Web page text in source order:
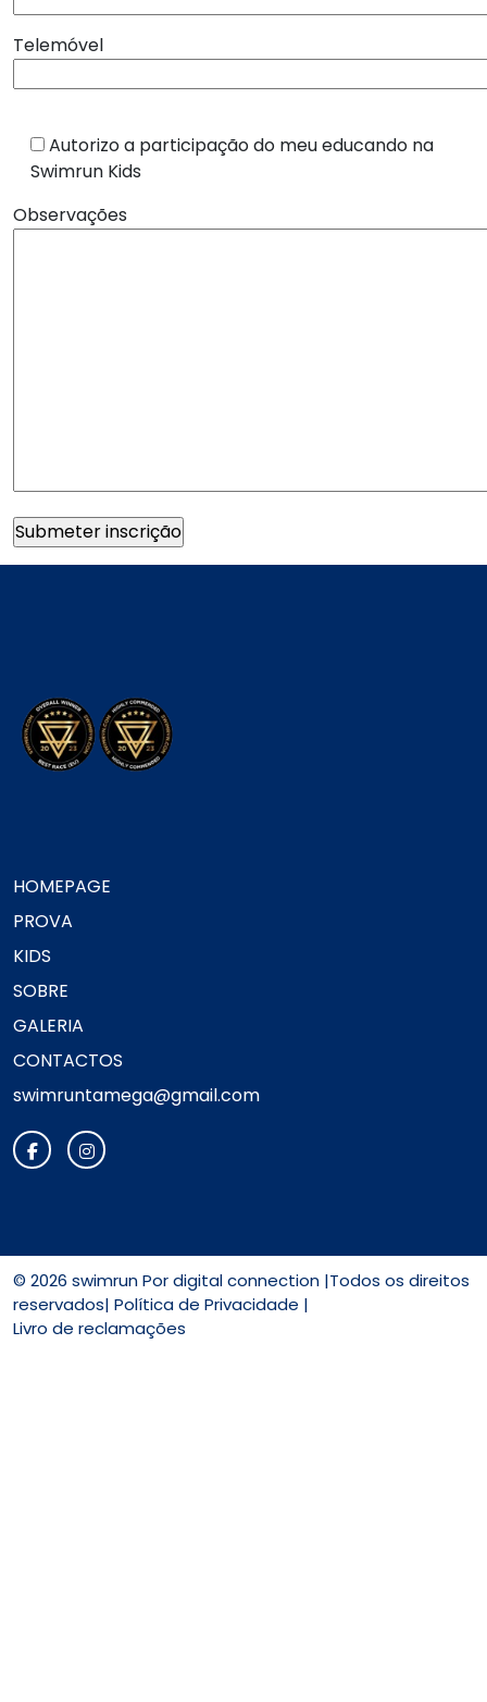
Telemóvel
Autorizo a participação do meu educando na
Swimrun Kids
Observações
HOMEPAGE
PROVA
KIDS
SOBRE
GALERIA
CONTACTOS
swimruntamega@gmail.com
© 2026 swimrun Pordigital connection |Todos os direitos
reservados| Política de Privacidade |
Livro de reclamações